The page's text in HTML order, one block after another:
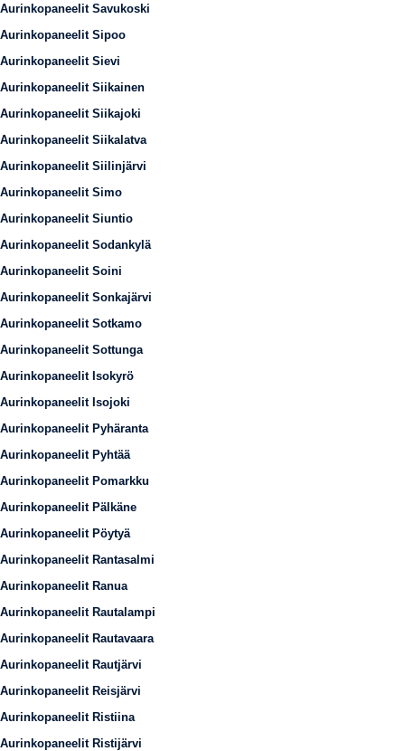
Aurinkopaneelit Savukoski
Aurinkopaneelit Sipoo
Aurinkopaneelit Sievi
Aurinkopaneelit Siikainen
Aurinkopaneelit Siikajoki
Aurinkopaneelit Siikalatva
Aurinkopaneelit Siilinjärvi
Aurinkopaneelit Simo
Aurinkopaneelit Siuntio
Aurinkopaneelit Sodankylä
Aurinkopaneelit Soini
Aurinkopaneelit Sonkajärvi
Aurinkopaneelit Sotkamo
Aurinkopaneelit Sottunga
Aurinkopaneelit Isokyrö
Aurinkopaneelit Isojoki
Aurinkopaneelit Pyhäranta
Aurinkopaneelit Pyhtää
Aurinkopaneelit Pomarkku
Aurinkopaneelit Pälkäne
Aurinkopaneelit Pöytyä
Aurinkopaneelit Rantasalmi
Aurinkopaneelit Ranua
Aurinkopaneelit Rautalampi
Aurinkopaneelit Rautavaara
Aurinkopaneelit Rautjärvi
Aurinkopaneelit Reisjärvi
Aurinkopaneelit Ristiina
Aurinkopaneelit Ristijärvi